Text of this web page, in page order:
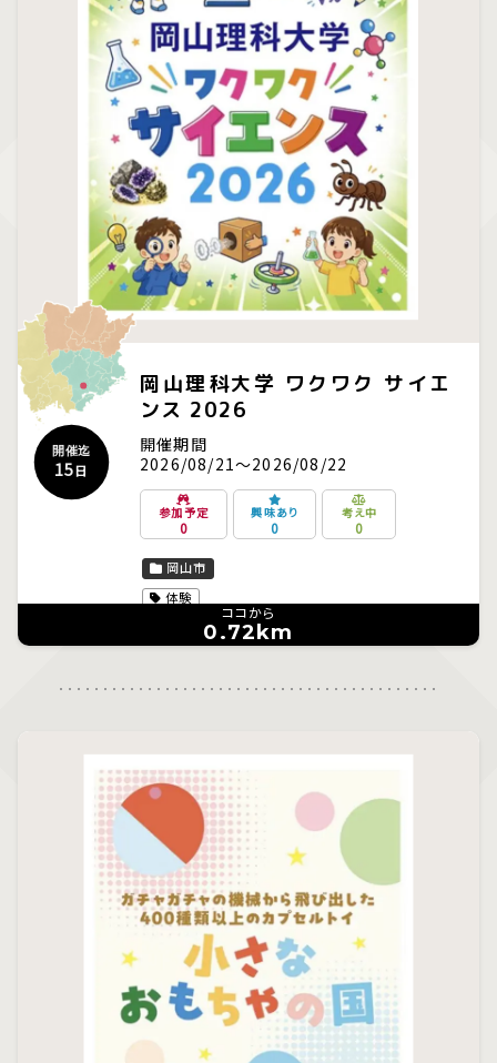
岡山理科大学 ワクワク サイエ
ンス 2026
開催迄
15日
ココから
0.72km
開催期間
2026/08/21～2026/08/22
参加予定
0
興味あり
0
考え中
0
岡山市
体験